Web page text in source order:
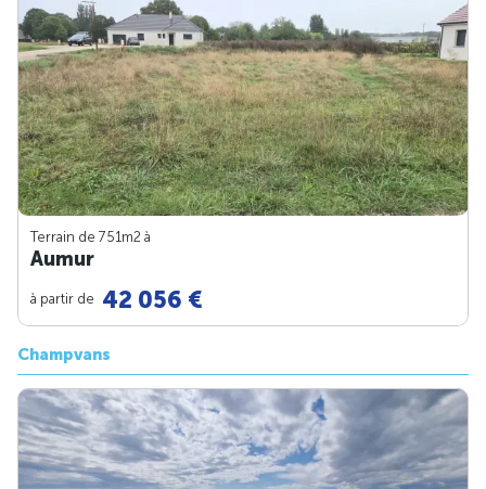
Terrain de 751m2 à
Aumur
à partir de 42 056 €
Champvans